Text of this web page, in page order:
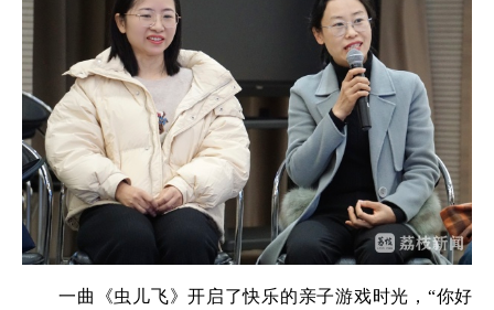
一曲《虫儿飞》开启了快乐的亲子游戏时光，“你好